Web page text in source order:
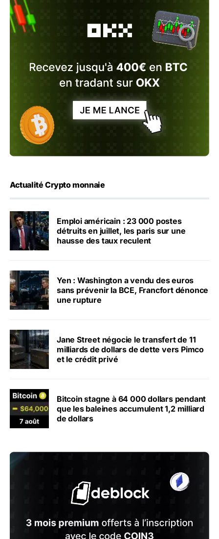
Actualité Crypto monnaie
Emploi américain : 23 000 postes
détruits en juillet, les paris sur une
hausse des taux reculent
Yen : Washington a vendu des euros
sans prévenir la BCE, Francfort dénonce
une rupture
Jane Street négocie le transfert de 11
milliards de dollars de dette vers Pimco
et le crédit privé
Bitcoin stagne à 64 000 dollars pendant
que les baleines accumulent 1,2 milliard
de dollars